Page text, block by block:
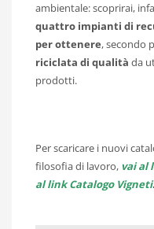
ambientale: scoprirai,
quattro impianti di
per ottenere, secondo
riciclata di qualità da
prodotti.
Per scaricare i nuovi
filosofia di lavoro, vai al
al link Catalogo Vigneti.